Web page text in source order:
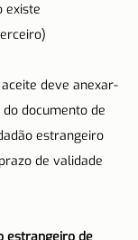
existe
deve anexar-
documento de
estrangeiro
de validade